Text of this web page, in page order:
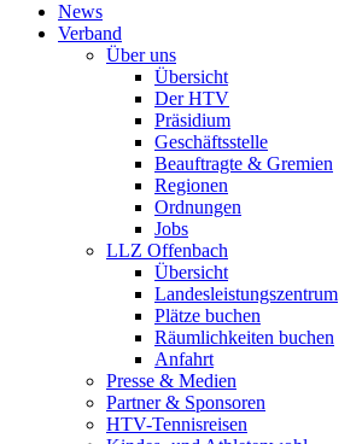
News
Verband
Über uns
Übersicht
Der HTV
Präsidium
Geschäftsstelle
Beauftragte & Gremien
Regionen
Ordnungen
Jobs
LLZ Offenbach
Übersicht
Landesleistungszentrum
Plätze buchen
Räumlichkeiten buchen
Anfahrt
Presse & Medien
Partner & Sponsoren
HTV-Tennisreisen